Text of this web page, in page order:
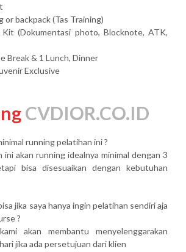
or backpack (Tas Training)
Kit (Dokumentasi photo, Blocknote, ATK,
Break & 1 Lunch, Dinner
Exclusive
CVDIOR.CO.ID
running pelatihan ini ?
ini akan running idealnya minimal dengan 3
bisa disesuaikan dengan kebutuhan
jika saya hanya ingin pelatihan sendiri aja
?
akan membantu menyelenggarakan
jika ada persetujuan dari klien